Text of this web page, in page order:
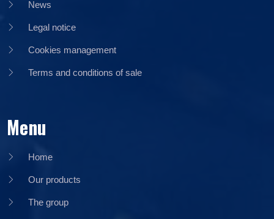
News
Legal notice
Cookies management
Terms and conditions of sale
Menu
Home
Our products
The group